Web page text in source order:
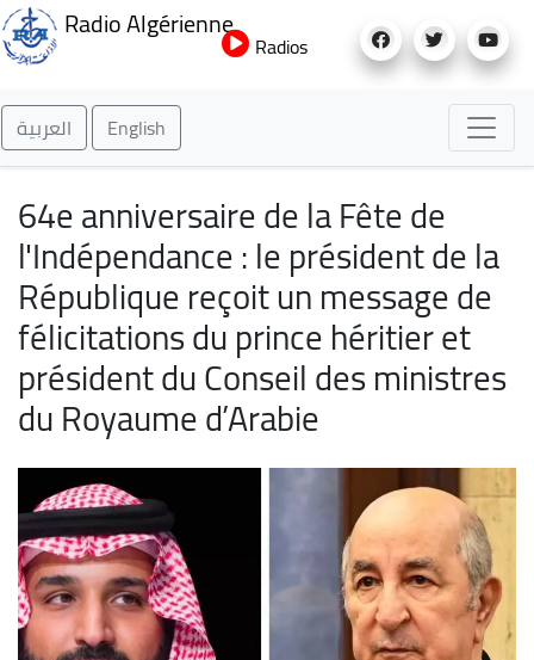
au
Radio Algérienne
Radios
العربية English
64e anniversaire de la Fête de
l'Indépendance : le président de la
République reçoit un message de
félicitations du prince héritier et
président du Conseil des ministres
du Royaume d’Arabie